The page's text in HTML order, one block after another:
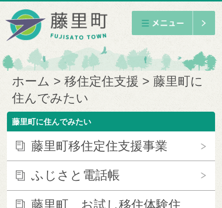
ホーム 移住定住支援
藤里町に
住んでみたい
藤里町に住んでみたい
藤里町移住定住支援事業
ふじさと電話帳
藤里町 お試し移住体験住